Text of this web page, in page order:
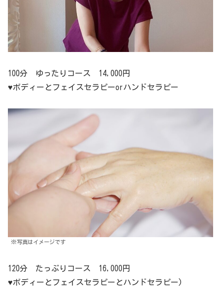
100分 ゆったりコース 14,000円
♥ボディーとフェイスセラピーorハンドセラピー
※写真はイメージです
120分 たっぷりコース 16,000円
♥ボディーとフェイスセラピーとハンドセラピー)